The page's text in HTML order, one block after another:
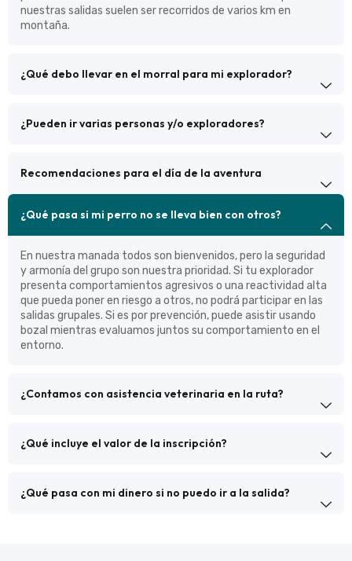
nuestras salidas suelen ser recorridos de varios km en
montaña.
¿Qué debo llevar en el morral para mi explorador?
¿Pueden ir varias personas y/o exploradores?
Recomendaciones para el día de la aventura
¿Qué pasa si mi perro no se lleva bien con otros?
En nuestra manada todos son bienvenidos, pero la seguridad
y armonía del grupo son nuestra prioridad. Si tu explorador
presenta comportamientos agresivos o una reactividad alta
que pueda poner en riesgo a otros, no podrá participar en las
salidas grupales. Si es por prevención, puede asistir usando
bozal mientras evaluamos juntos su comportamiento en el
entorno.
¿Contamos con asistencia veterinaria en la ruta?
¿Qué incluye el valor de la inscripción?
¿Qué pasa con mi dinero si no puedo ir a la salida?